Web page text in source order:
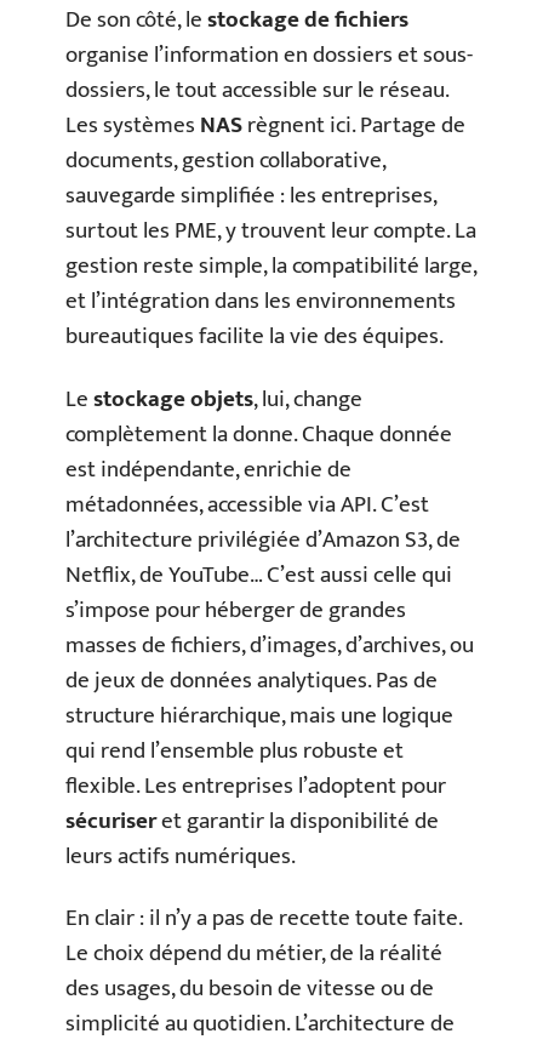
De son côté, lestockage de fichiers
organise l’information en dossiers et sous-
dossiers, le tout accessible sur le réseau.
Les systèmesNASrègnent ici. Partage de
documents, gestion collaborative,
sauvegarde simplifiée : les entreprises,
surtout les PME, y trouvent leur compte. La
gestion reste simple, la compatibilité large,
et l’intégration dans les environnements
bureautiques facilite la vie des équipes.
Lestockage objets, lui, change
complètement la donne. Chaque donnée
est indépendante, enrichie de
métadonnées, accessible via API. C’est
l’architecture privilégiée d’Amazon S3, de
Netflix, de YouTube… C’est aussi celle qui
s’impose pour héberger de grandes
masses de fichiers, d’images, d’archives, ou
de jeux de données analytiques. Pas de
structure hiérarchique, mais une logique
qui rend l’ensemble plus robuste et
flexible. Les entreprises l’adoptent pour
sécuriseret garantir la disponibilité de
leurs actifs numériques.
En clair : il n’y a pas de recette toute faite.
Le choix dépend du métier, de la réalité
des usages, du besoin de vitesse ou de
simplicité au quotidien. L’architecture de